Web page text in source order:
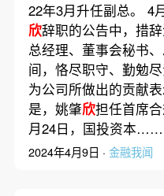
22年3月升任副总。 4
欣辞职的公告中，措
总经理、董事会秘书
间，恪尽职守、勤勉
为公司所做出的贡献
是，姚肇欣担任首席
月24日，国投资本……
2024年4月9日 · 金融我闻